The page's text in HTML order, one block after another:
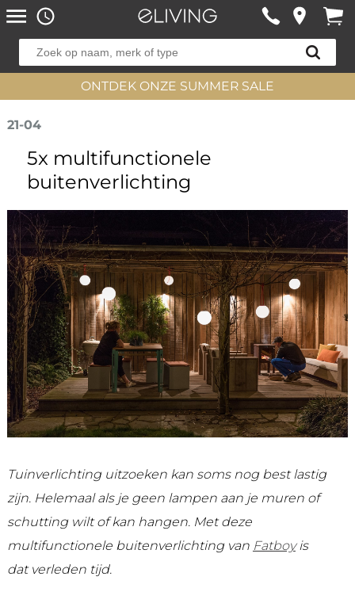
ONTDEK ONZE SUMMER SALE
21-04
5x multifunctionele
buitenverlichting
Tuinverlichting uitzoeken kan soms nog best lastig
zijn. Helemaal als je geen lampen aan je muren of
schutting wilt of kan hangen. Met deze
multifunctionele buitenverlichting van Fatboyis
dat verleden tijd.